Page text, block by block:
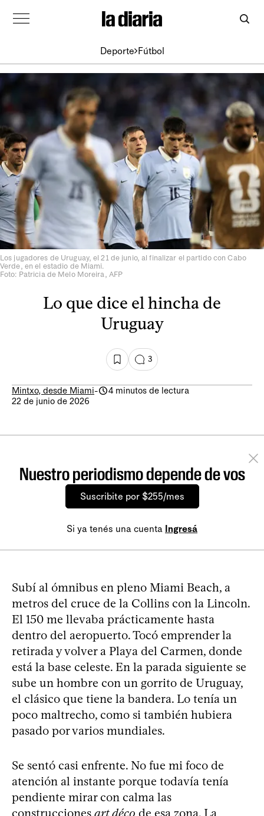
Deporte Fútbol
Los jugadores de Uruguay, el 21 de junio, al finalizar el partido con Cabo
Verde, en el estadio de Miami.
Foto: Patricia de Melo Moreira, AFP
Lo que dice el hincha de
Uruguay
3
Mintxo, desde Miami-
4 minutos de lectura
22 de junio de 2026
Nuestro periodismo depende de vos
Suscribite por $255/mes
Si ya tenés una cuenta Ingresá
Subí al ómnibus en pleno Miami Beach, a
metros del cruce de la Collins con la Lincoln.
El 150 me llevaba prácticamente hasta
dentro del aeropuerto. Tocó emprender la
retirada y volver a Playa del Carmen, donde
está la base celeste. En la parada siguiente se
sube un hombre con un gorrito de Uruguay,
el clásico que tiene la bandera. Lo tenía un
poco maltrecho, como si también hubiera
pasado por varios mundiales.
Se sentó casi enfrente. No fue mi foco de
atención al instante porque todavía tenía
pendiente mirar con calma las
construcciones art déco de esa zona. La